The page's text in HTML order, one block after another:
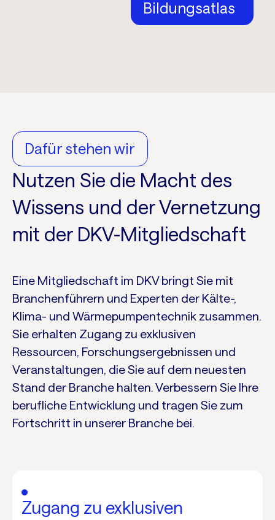
Bildungsatlas
Dafür stehen wir
Nutzen Sie die Macht des
Wissens und der Vernetzung
mit der DKV-Mitgliedschaft
Eine Mitgliedschaft im DKV bringt Sie mit
Branchenführern und Experten der Kälte-,
Klima- und Wärmepumpentechnik zusammen.
Sie erhalten Zugang zu exklusiven
Ressourcen, Forschungsergebnissen und
Veranstaltungen, die Sie auf dem neuesten
Stand der Branche halten. Verbessern Sie Ihre
berufliche Entwicklung und tragen Sie zum
Fortschritt in unserer Branche bei.
Zugang zu exklusiven